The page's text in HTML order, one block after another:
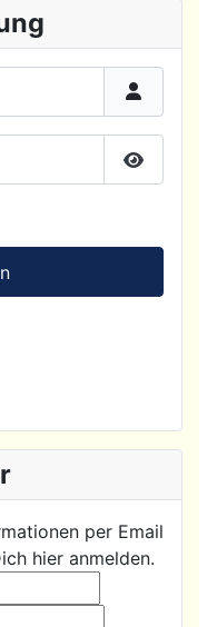
Passwort
per Email
hier anmelden.